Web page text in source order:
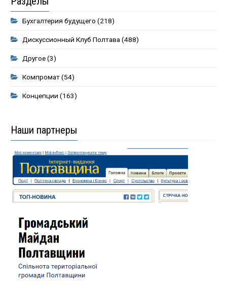
Бухгалтерия будущего (218)
Дискуссионный Клуб Полтава (488)
Другое(3)
Компромат(54)
Концепции (163)
Наши партнеры